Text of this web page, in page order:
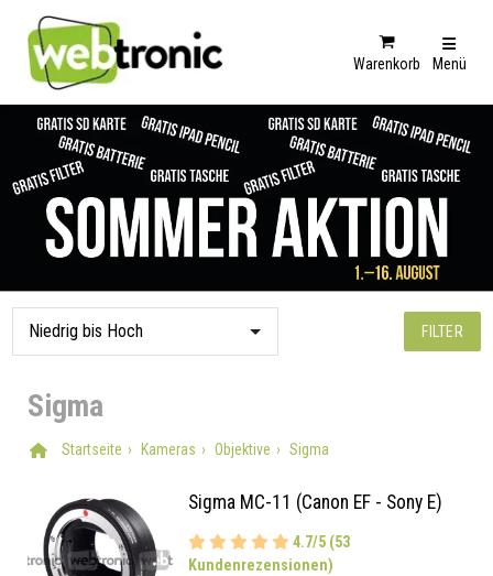
Warenkorb Menü
FILTER
Sigma
Startseite Kameras Objektive Sigma
Sigma MC-11 (Canon EF - Sony E)
4.7/5 (53
Kundenrezensionen)